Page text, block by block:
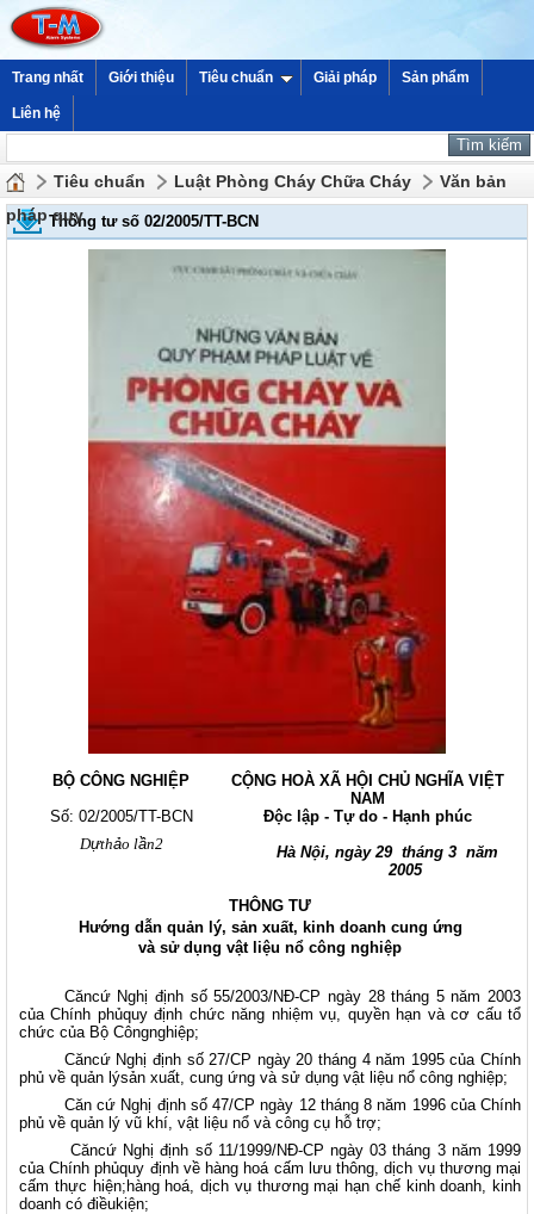
Trang nhất Giới thiệu Tiêu chuẩn Giải pháp Sản phẩm
Liên hệ
Tiêu chuẩn Luật Phòng Cháy Chữa Cháy
Văn bản
pháp quyThông tư số 02/2005/TT-BCN
BỘ CÔNG NGHIỆP
Số: 02/2005/TT-BCN
Dựthảo lần2
CỘNG HOÀ XÃ HỘI CHỦ NGHĨA VIỆT
NAM
Độc lập - Tự do - Hạnh phúc
Hà Nội, ngày29 tháng 3 năm
2005
THÔNG TƯ
Hướng dẫn quản lý, sản xuất, kinh doanh cung ứng
và sử dụng vật liệu nổ công nghiệp
Căncứ Nghị định số 55/2003/NĐ-CP ngày 28 tháng 5 năm 2003
của Chính phủquy định chức năng nhiệm vụ, quyền hạn và cơ cấu tổ
chức của Bộ Côngnghiệp;
Căncứ Nghị định số 27/CP ngày 20 tháng 4 năm 1995 của Chính
phủ về quản lýsản xuất, cung ứng và sử dụng vật liệu nổ công nghiệp;
Căn cứ Nghị định số 47/CP ngày 12 tháng 8 năm 1996 của Chính
phủ về quản lý vũ khí, vật liệu nổ và công cụ hỗ trợ;
Căncứ Nghị định số 11/1999/NĐ-CP ngày 03 tháng 3 năm 1999
của Chính phủquy định về hàng hoá cấm lưu thông, dịch vụ thương mại
cấm thực hiện;hàng hoá, dịch vụ thương mại hạn chế kinh doanh, kinh
doanh có điềukiện;